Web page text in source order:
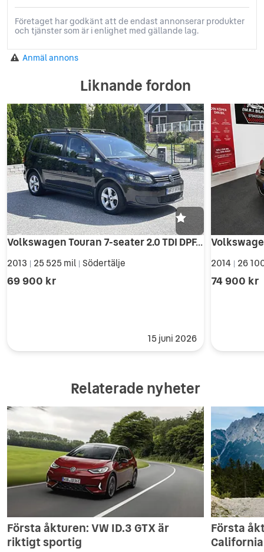
Företaget har godkänt att de endast annonserar produkter
och tjänster som är i enlighet med gällande lag.
Anmäl annons
Liknande fordon
Volkswagen Touran 7-seater 2.0 TDI DPF, Masters, 2 brukare, 140hk, 2013
2013 25 525 mil Södertälje
69 900 kr
15 juni 2026
2014 26
74 900 kr
Relaterade nyheter
Första åkturen: VW ID.3 GTX är
riktigt sportig
Första
California